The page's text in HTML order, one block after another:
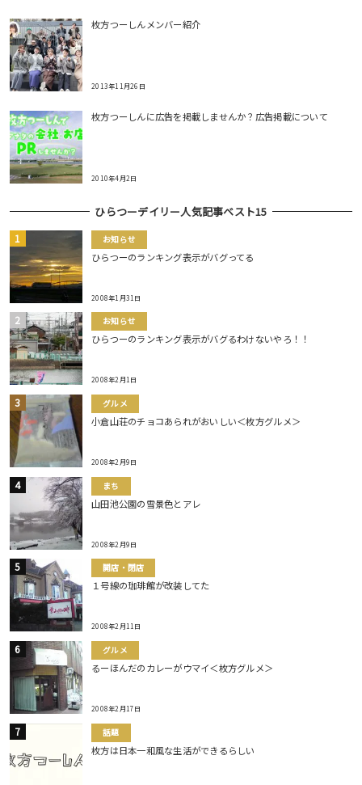
枚方つーしんメンバー紹介
2013年11月26日
枚方つーしんに広告を掲載しませんか？広告掲載について
2010年4月2日
ひらつーデイリー人気記事ベスト15
お知らせ
ひらつーのランキング表示がバグってる
2008年1月31日
お知らせ
ひらつーのランキング表示がバグるわけないやろ！！
2008年2月1日
グルメ
小倉山荘のチョコあられがおいしい＜枚方グルメ＞
2008年2月9日
まち
山田池公園の雪景色とアレ
2008年2月9日
開店・閉店
１号線の珈琲館が改装してた
2008年2月11日
グルメ
るーほんだのカレーがウマイ＜枚方グルメ＞
2008年2月17日
話題
枚方は日本一和風な生活ができるらしい